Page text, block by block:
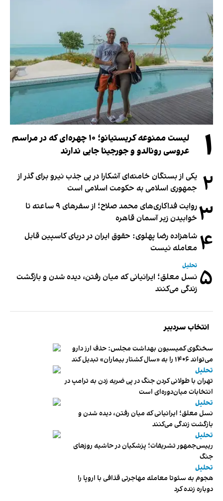
۱
لیست ممنوعه کریستیانو؛ ۱۰ چهره‌ای که در مراسم
عروسی رونالدو و جورجینا جایی ندارند
۲ یکی از بستگان خامنه‌ای آشکارا در پی جذب نیرو برای گذر از
جمهوری اسلامی به حکومت اسلامی است
۳
روایت فداکاری‌های محمد صلاح؛ از سفرهای ۹ ساعته تا
خوابیدن زیر آسمان قاهره
۴ شاهزاده رضا پهلوی: حقوق ایران در دریای کاسپین قابل
معامله نیست
۵ تحلیل
نسل معلق؛ ایرانیانی که میان رفتن، دیده شدن و بازگشت
زندگی می‌کنند
انتخاب سردبیر
سخنگوی کمیسیون بهداشت مجلس: حذف ارز دارو
می‌تواند ۱۴۰۶ را به «سال کشتار بیماران» تبدیل کند
تحلیل
تهران با طولانی کردن جنگ در پی ضربه زدن به ترامپ در
انتخابات میان‌دوره‌ای است
تحلیل
نسل معلق؛ ایرانیانی که میان رفتن، دیده شدن و
بازگشت زندگی می‌کنند
تحلیل
رییس‌جمهور تشریفات؛ پزشکیان در حاشیه روزهای
جنگ
تحلیل
هجوم به سئوتا معامله مهاجرتی قذافی با اروپا را
دوباره زنده کرد